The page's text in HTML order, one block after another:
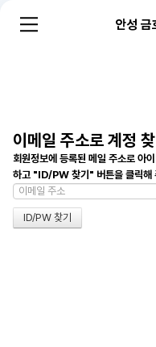
안성 금
이메일 주소로 계정
회원정보에 등록된 메일 주소로 아
하고 "ID/PW 찾기" 버튼을 클릭해